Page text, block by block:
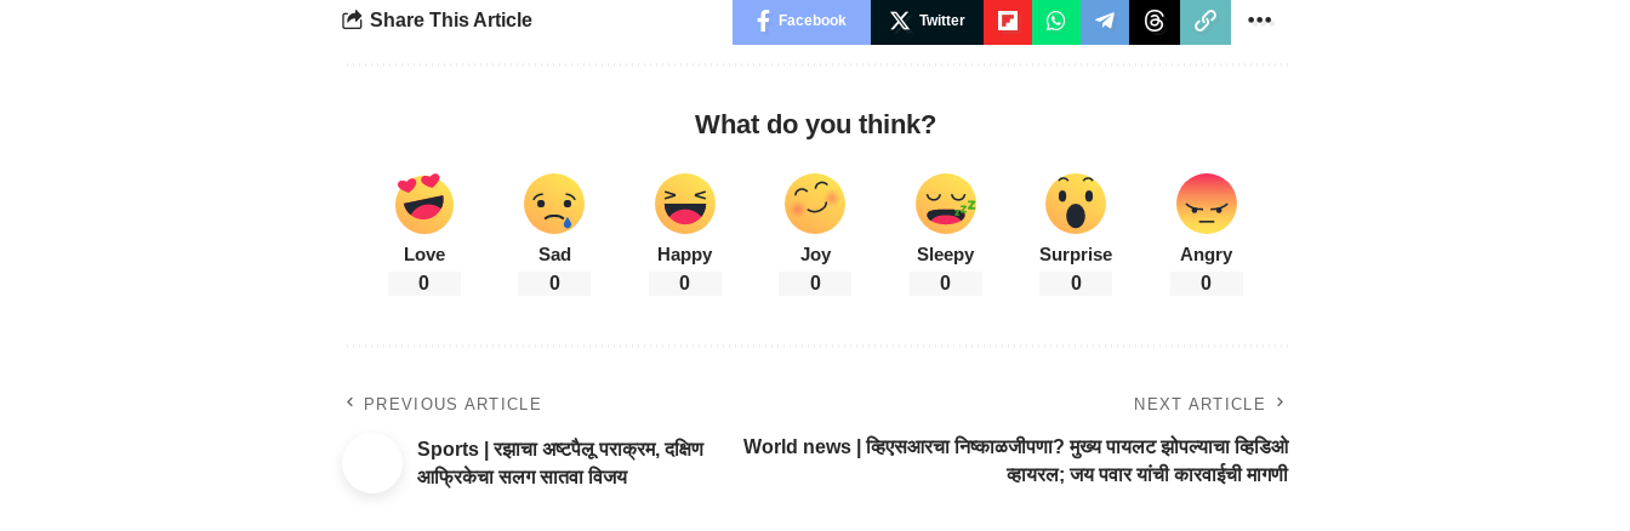
Share This Article Facebook Twitter
What do you think?
Love
0
Sad
0
Happy
0
Joy
0
Sleepy
0
Surprise
0
Angry
0
PREVIOUS ARTICLE
Sports | रझाचा अष्टपैलू पराक्रम, दक्षिण
आफ्रिकेचा सलग सातवा विजय
NEXT ARTICLE
World news | व्हिएसआरचा निष्काळजीपणा? मुख्य पायलट झोपल्याचा व्हिडिओ
व्हायरल; जय पवार यांची कारवाईची मागणी